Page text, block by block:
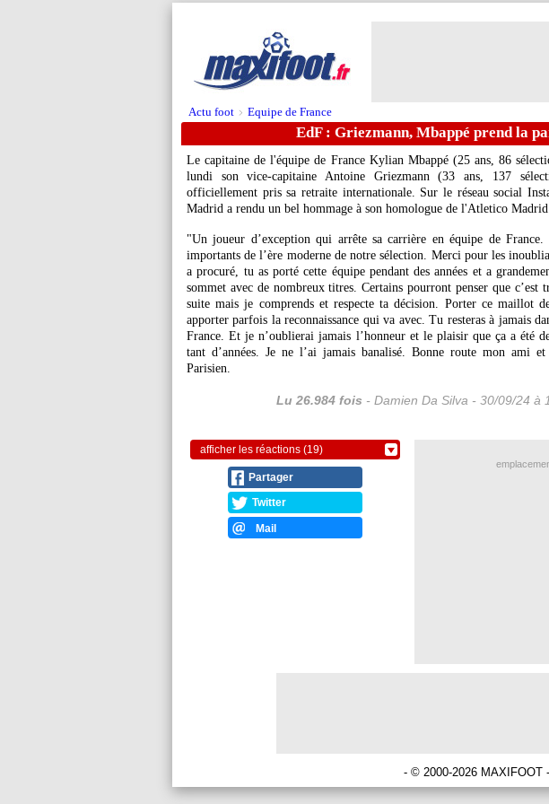
Actu foot > Equipe de France
EdF : Griezmann, Mbappé prend la
Le capitaine de l'équipe de France Kylian Mbappé (25 ans, 86
lundi son vice-capitaine Antoine Griezmann (33 ans, 137
officiellement pris sa retraite internationale. Sur le réseau social
Madrid a rendu un bel hommage à son homologue de l'Atletico
"Un joueur d’exception qui arrête sa carrière en équipe de
importants de l’ère moderne de notre sélection. Merci pour les
a procuré, tu as porté cette équipe pendant des années et a
sommet avec de nombreux titres. Certains pourront penser que c’est
suite mais je comprends et respecte ta décision. Porter ce maillot
apporter parfois la reconnaissance qui va avec. Tu resteras à jamais
France. Et je n’oublierai jamais l’honneur et le plaisir que ça a été
tant d’années. Je ne l’ai jamais banalisé. Bonne route mon ami
Parisien.
Lu 26.984 fois - Damien Da Silva - 30/09/24 à
afficher les réactions (19)
Partager
Twitter
Mail
- © 2000-2026 MAXIFOOT -